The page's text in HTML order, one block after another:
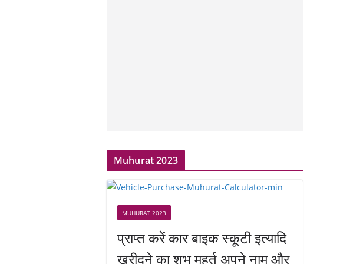
Muhurat 2023
MUHURAT 2023
प्राप्त करें कार बाइक स्कूटी इत्यादि
खरीदने का शुभ मुहूर्त अपने नाम और